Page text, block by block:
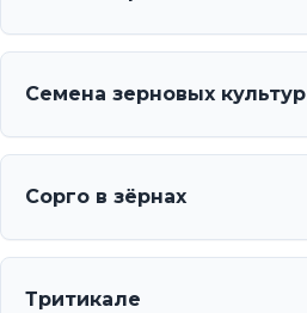
Семена зерновых культур
Сорго в зёрнах
Тритикале